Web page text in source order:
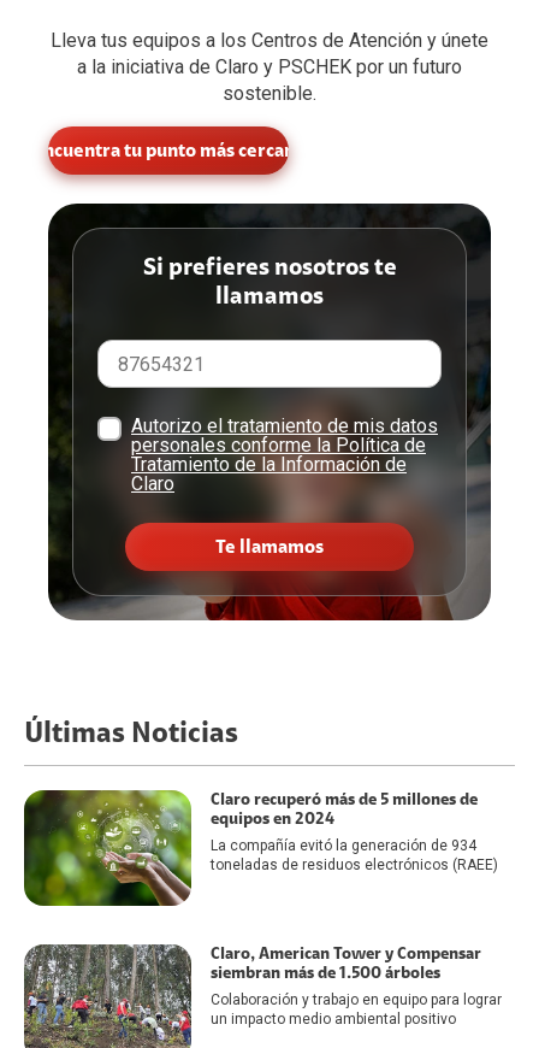
Lleva tus equipos a los Centros de Atención y únete
a la iniciativa de Claro y PSCHEK por un futuro
sostenible.
Encuentra tu punto más cercano
Si prefieres nosotros te
llamamos
Autorizo el tratamiento de mis datos
personales conforme la Política de
Tratamiento de la Información de
Claro
Te llamamos
Últimas Noticias
Claro recuperó más de 5 millones de
equipos en 2024
La compañía evitó la generación de 934
toneladas de residuos electrónicos (RAEE)
Claro, American Tower y Compensar
siembran más de 1.500 árboles
Colaboración y trabajo en equipo para lograr
un impacto medio ambiental positivo